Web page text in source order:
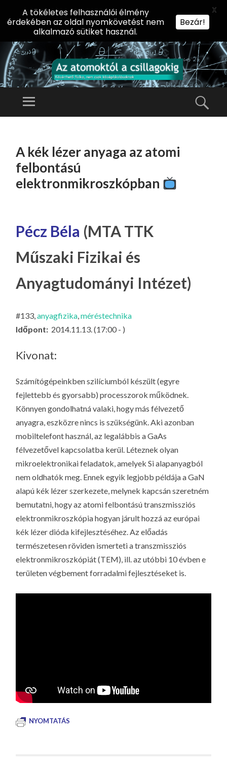
AZ
KT
L
A
IL
LA
G
O
KI
Előadássorozat
Természettudományi
Intézetében
Menü
TARTALOMHOZ
A kék lézer anyaga az atomi
felbontású
elektronmikroszkópban
Pécz Béla (MTA TTK
Műszaki Fizikai és
Anyagtudományi Intézet)
#133,anyagfizika,méréstechnika
Időpont: 2014.11.13. (17:00 - )
Kivonat:
Számítógépeinkben szilíciumból készült (egyre
fejlettebb és gyorsabb) processzorok működnek.
Könnyen gondolhatná valaki, hogy más félvezető
anyagra, eszközre nincs is szükségünk. Aki azonban
mobiltelefont használ, az legalábbis a GaAs
félvezetővel kapcsolatba kerül. Léteznek olyan
mikroelektronikai feladatok, amelyek Si alapanyagból
nem oldhatók meg. Ennek egyik legjobb példája a GaN
alapú kék lézer szerkezete, melynek kapcsán szeretném
bemutatni, hogy az atomi felbontású transzmissziós
elektronmikroszkópia hogyan járult hozzá az európai
kék lézer dióda kifejlesztéséhez. Az előadás
természetesen röviden ismerteti a transzmissziós
elektronmikroszkópiát (TEM), ill. az utóbbi 10 évben e
területen végbement forradalmi fejlesztéseket is.
NYOMTATÁS
A tökéletes felhasználói élmény
érdekében az oldal nyomkövetést nem
alkalmazó sütiket használ.
Bezár!
X